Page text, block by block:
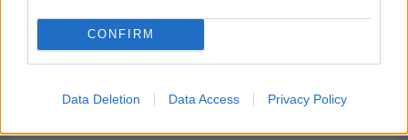
CONFIRM
Data Deletion Data Access Privacy Policy
F
a
ce
b
T
w
it
te
Pi
n
te
re
W
h
at
s
h
a
re
Articolo precedente